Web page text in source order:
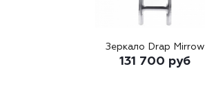
Зеркало Drap Mirrow
131 700 руб